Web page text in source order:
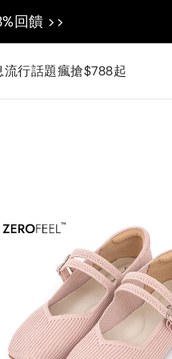
回饋 >>
流行話題瘋搶$788起